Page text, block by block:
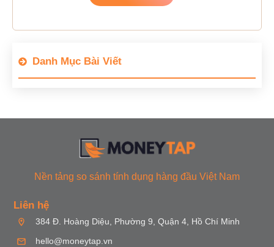
Danh Mục Bài Viết
Nền tảng so sánh tính dụng hàng đầu Việt Nam
Liên hệ
384 Đ. Hoàng Diệu, Phường 9, Quận 4, Hồ Chí Minh
hello@moneytap.vn